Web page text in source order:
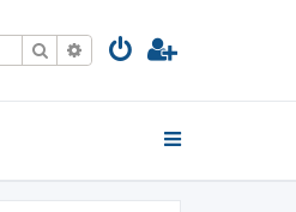
Поиск Расширенный поиск